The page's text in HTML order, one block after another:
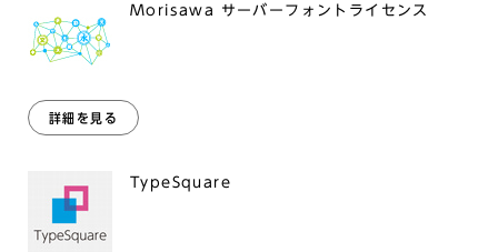
Morisawa サーバーフォントライセンス
詳細を見る
TypeSquare